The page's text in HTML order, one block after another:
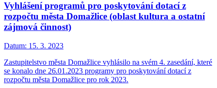
Vyhlášení programů pro poskytování dotací z
rozpočtu města Domažlice (oblast kultura a ostatní
zájmová činnost)
Datum: 15. 3. 2023
Zastupitelstvo města Domažlice vyhlásilo na svém 4. zasedání, které
se konalo dne 26.01.2023 programy pro poskytování dotací z
rozpočtu města Domažlice pro rok 2023.